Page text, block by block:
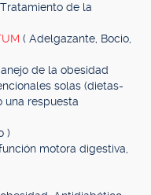
de la
( Adelgazante, Bocio,
de la obesidad
solas (dietas-
una respuesta
)
motora digestiva,